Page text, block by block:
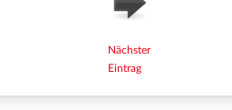
Nächster
Eintrag